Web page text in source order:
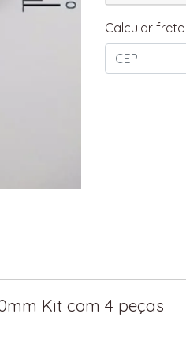
Calcular frete
Kit com 4 peças